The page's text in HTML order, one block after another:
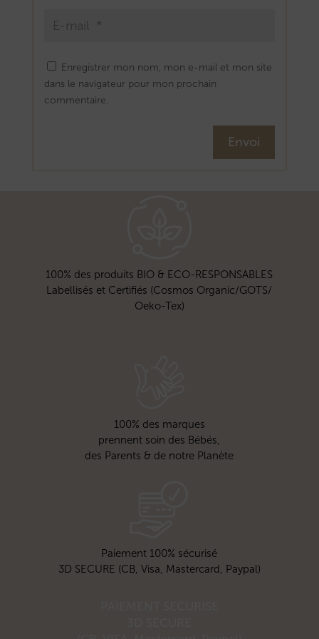
Enregistrer mon nom, mon e-mail et mon site
dans le navigateur pour mon prochain
commentaire.
Envoi
100% des produits BIO & ECO-RESPONSABLES
Labellisés et Certifiés (Cosmos Organic/GOTS/
Oeko-Tex)
100% des marques
prennent soin des Bébés,
des Parents & de notre Planète
Paiement 100% sécurisé
3D SECURE (CB, Visa, Mastercard, Paypal)